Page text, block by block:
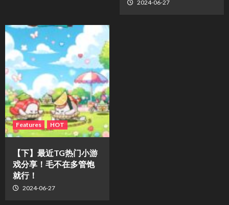
2024-06-27
Features HOT
【下】最近TG热门小游
戏分享！毛不在多管饱
就行！
2024-06-27